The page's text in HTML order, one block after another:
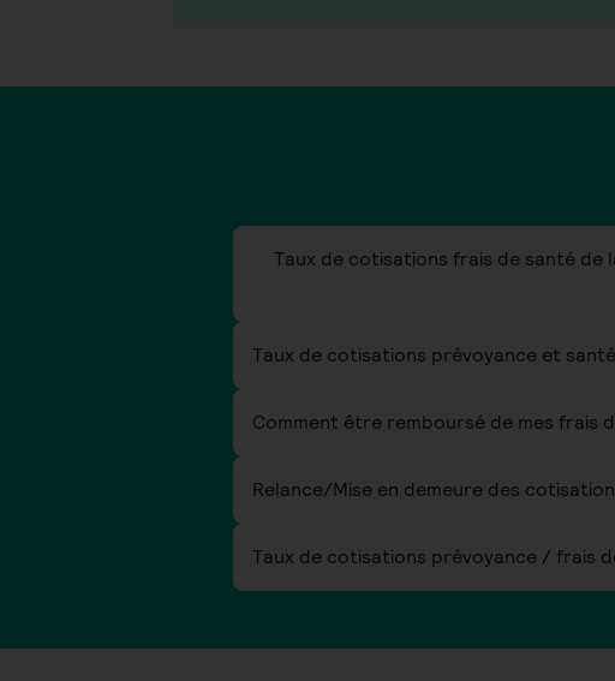
Taux de cotisations frais de santé
Comment être remboursé de mes frais
Relance/Mise en demeure des
Taux de cotisations prévoyance / frais